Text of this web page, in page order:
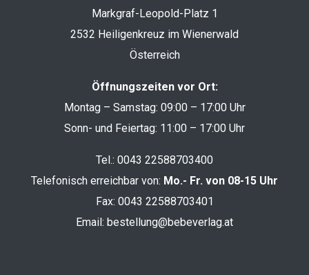
Markgraf-Leopold-Platz 1
2532 Heiligenkreuz im Wienerwald
Österreich
Öffnungszeiten vor Ort:
Montag – Samstag: 09:00 – 17:00 Uhr
Sonn- und Feiertag: 11:00 – 17:00 Uhr
Tel.: 0043 22588703400
Telefonisch erreichbar von: Mo.- Fr. von 08-15 Uhr
Fax: 0043 22588703401
Email: bestellung@bebeverlag.at